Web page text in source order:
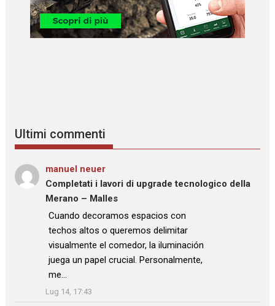
Ultimi commenti
manuel neuer
Completati i lavori di upgrade tecnologico della
Merano – Malles
: “
Cuando decoramos espacios con
techos altos o queremos delimitar
visualmente el comedor, la iluminación
juega un papel crucial. Personalmente,
me…
”
Lug 14, 17:43